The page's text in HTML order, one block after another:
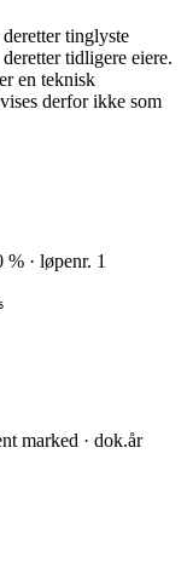
tinglyste
tidligere eiere.
en teknisk
derfor ikke som
· løpenr. 1
marked · dok.år